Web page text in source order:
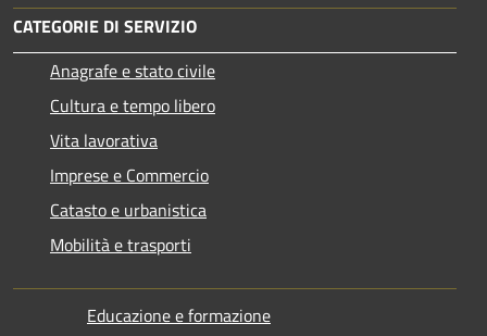
CATEGORIE DI SERVIZIO
Anagrafe e stato civile
Cultura e tempo libero
Vita lavorativa
Imprese e Commercio
Catasto e urbanistica
Mobilità e trasporti
Educazione e formazione